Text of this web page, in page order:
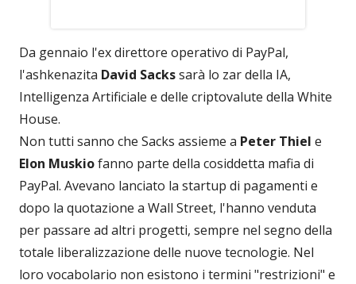
Da gennaio l'ex direttore operativo di PayPal,
l'ashkenazita David Sackssarà lo zar della IA,
Intelligenza Artificiale e delle criptovalute della White
House.
Non tutti sanno che Sacks assieme a Peter Thiel e
Elon Muskiofanno parte della cosiddetta mafia di
PayPal. Avevano lanciato la startup di pagamenti e
dopo la quotazione a Wall Street, l'hanno venduta
per passare ad altri progetti, sempre nel segno della
totale liberalizzazione delle nuove tecnologie. Nel
loro vocabolario non esistono i termini "restrizioni" e